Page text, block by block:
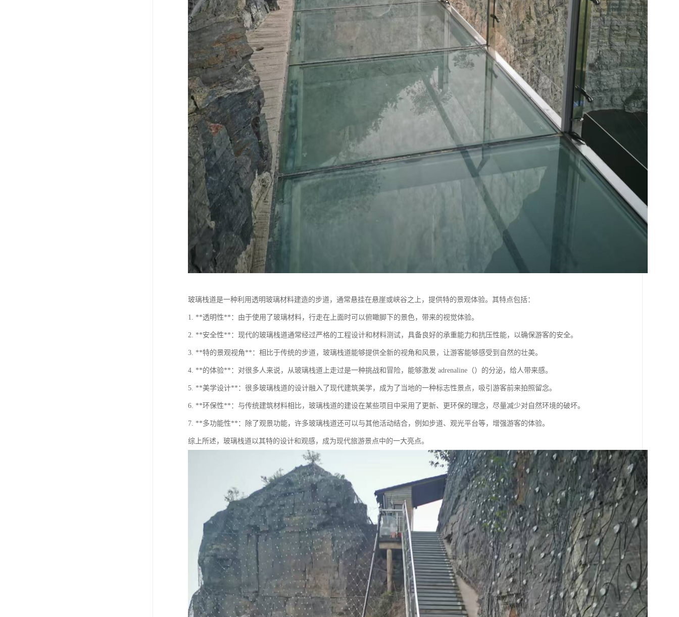
玻璃栈道是一种利用透明玻璃材料建造的步道，通常悬挂在悬崖或峡谷之上，提供特的景观体验。其特点包括：
1. **透明性**：由于使用了玻璃材料，行走在上面时可以俯瞰脚下的景色，带来的视觉体验。
2. **安全性**：现代的玻璃栈道通常经过严格的工程设计和材料测试，具备良好的承重能力和抗压性能，以确保游客的安全。
3. **特的景观视角**：相比于传统的步道，玻璃栈道能够提供全新的视角和风景，让游客能够感受到自然的壮美。
4. **的体验**：对很多人来说，从玻璃栈道上走过是一种挑战和冒险，能够激发 adrenaline（）的分泌，给人带来感。
5. **美学设计**：很多玻璃栈道的设计融入了现代建筑美学，成为了当地的一种标志性景点，吸引游客前来拍照留念。
6. **环保性**：与传统建筑材料相比，玻璃栈道的建设在某些项目中采用了更新、更环保的理念，尽量减少对自然环境的破坏。
7. **多功能性**：除了观景功能，许多玻璃栈道还可以与其他活动结合，例如步道、观光平台等，增强游客的体验。
综上所述，玻璃栈道以其特的设计和观感，成为现代旅游景点中的一大亮点。